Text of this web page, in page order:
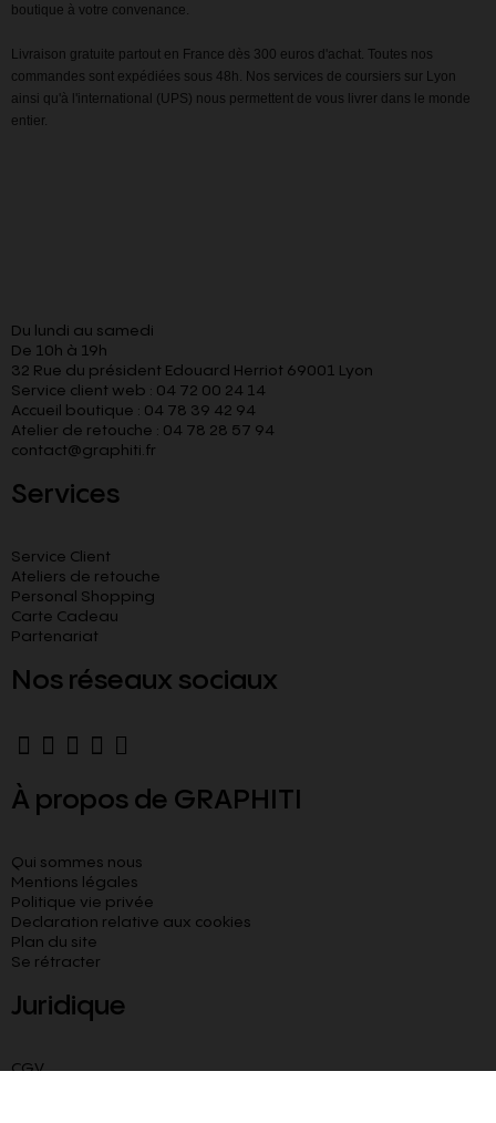
boutique à votre convenance.
Livraison gratuite partout en France dès 300 euros d'achat. Toutes nos
commandes sont expédiées sous 48h. Nos services de coursiers sur Lyon
ainsi qu'à l'international (UPS) nous permettent de vous livrer dans le monde
entier.
Du lundi au samedi
De 10h à 19h
32 Rue du président Edouard Herriot 69001 Lyon
Service client web : 04 72 00 24 14
Accueil boutique : 04 78 39 42 94
Atelier de retouche : 04 78 28 57 94
contact@graphiti.fr
Services
Service Client
Ateliers de retouche
Personal Shopping
Carte Cadeau
Partenariat
Nos réseaux sociaux
À propos de GRAPHITI
Qui sommes nous
Mentions légales
Politique vie privée
Declaration relative aux cookies​
Plan du site
Se rétracter
Juridique
CGV